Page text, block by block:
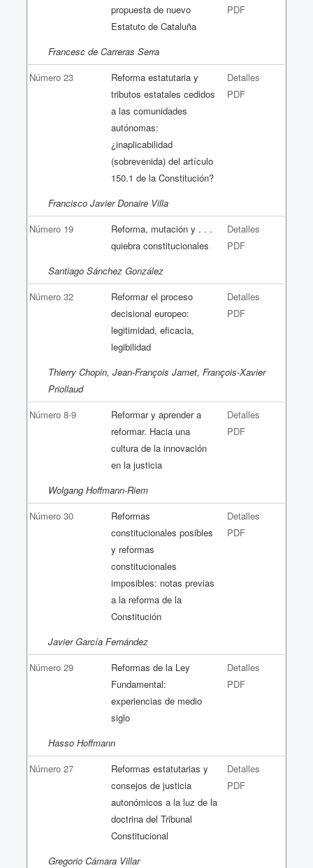
propuesta de nuevo
Estatuto de Cataluña
PDF
Francesc de Carreras Serra
Número 23
Reforma estatutaria y
tributos estatales cedidos
a las comunidades
autónomas:
¿inaplicabilidad
(sobrevenida) del artículo
150.1 de la Constitución?
Detalles
PDF
Francisco Javier Donaire Villa
Número 19
Reforma, mutación y . . .
quiebra constitucionales
Detalles
PDF
Santiago Sánchez González
Número 32
Reformar el proceso
decisional europeo:
legitimidad, eficacia,
legibilidad
Detalles
PDF
Thierry Chopin, Jean-François Jamet, François-Xavier
Priollaud
Número 8-9
Reformar y aprender a
reformar. Hacia una
cultura de la innovación
en la justicia
Detalles
PDF
Wolgang Hoffmann-Riem
Número 30
Reformas
constitucionales posibles
y reformas
constitucionales
imposibles: notas previas
a la reforma de la
Constitución
Detalles
PDF
Javier García Fernández
Número 29
Reformas de la Ley
Fundamental:
experiencias de medio
siglo
Detalles
PDF
Hasso Hoffmann
Número 27
Reformas estatutarias y
consejos de justicia
autonómicos a la luz de la
doctrina del Tribunal
Constitucional
Detalles
PDF
Gregorio Cámara Villar